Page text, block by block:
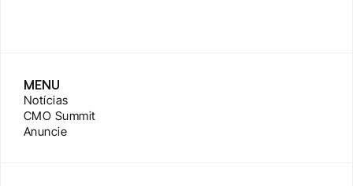
MENU
Notícias
CMO Summit
Anuncie